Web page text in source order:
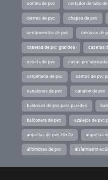
cortina de pvc cortador de tubo
cierres de pvc chapas de pvc
cerramientos de pvc celosias de
casetas de pvc grandes casetas
caseta de pvc casas
carpinteria de pvc cantos de pvc
canalones de pvc canalon de pvc
baldosas de pvc para paredes
balconera de pvc azulejos de pvc
arquetas de pvc 70×70 arquetas
alfombras de pvc aislamiento